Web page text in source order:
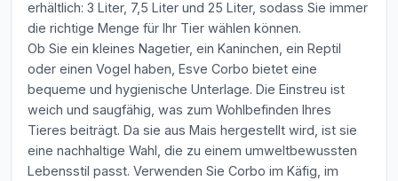
erhältlich: 3 Liter, 7,5 Liter und 25 Liter, sodass Sie immer
die richtige Menge für Ihr Tier wählen können.
Ob Sie ein kleines Nagetier, ein Kaninchen, ein Reptil
oder einen Vogel haben, Esve Corbo bietet eine
bequeme und hygienische Unterlage. Die Einstreu ist
weich und saugfähig, was zum Wohlbefinden Ihres
Tieres beiträgt. Da sie aus Mais hergestellt wird, ist sie
eine nachhaltige Wahl, die zu einem umweltbewussten
Lebensstil passt. Verwenden Sie Corbo im Käfig, im